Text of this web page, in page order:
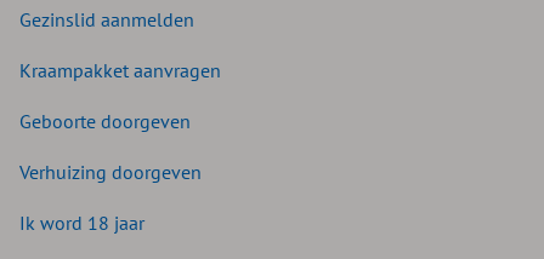
Gezinslid aanmelden
Kraampakket aanvragen
Geboorte doorgeven
Verhuizing doorgeven
Ik word 18 jaar